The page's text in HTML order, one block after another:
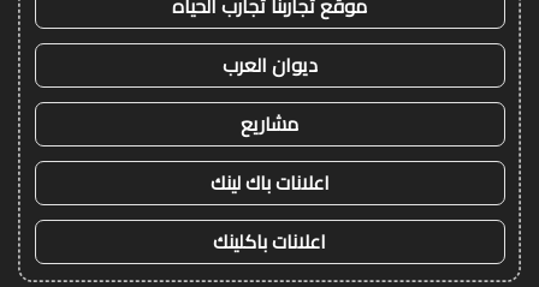
ديوان العرب
مشاريع
اعلانات باك لينك
اعلانات باكلينك